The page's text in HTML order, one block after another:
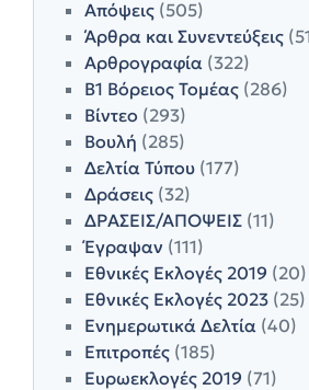
Απόψεις (505)
Άρθρα και Συνεντεύξεις
Αρθρογραφία (322)
Β1 Βόρειος Τομέας (286)
Βίντεο (293)
Βουλή (285)
Δελτία Τύπου (177)
Δράσεις (32)
ΔΡΑΣΕΙΣ/ΑΠΟΨΕΙΣ (11)
Έγραψαν (111)
Εθνικές Εκλογές 2019 (20)
Εθνικές Εκλογές 2023 (25)
Ενημερωτικά Δελτία (40)
Επιτροπές (185)
Ευρωεκλογές 2019 (71)